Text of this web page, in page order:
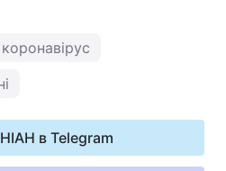
коронавірус
в Telegram